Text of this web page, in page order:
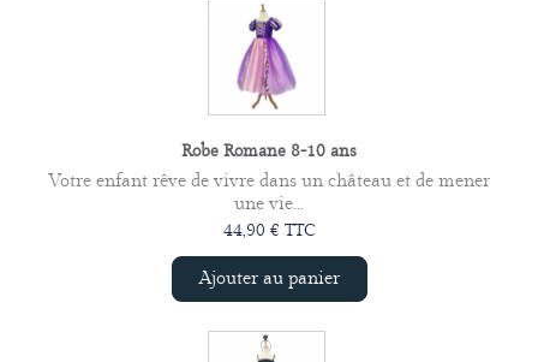
Robe Romane 8-10 ans
Votre enfant rêve de vivre dans un château et de mener
une vie...
44,90 € TTC
Ajouter au panier